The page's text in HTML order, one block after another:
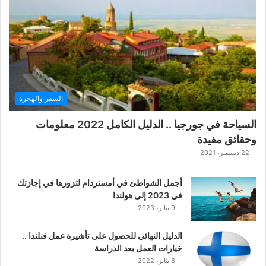
ر
ب
ا
ل
ت
ت
ا
ا
ل
ا
س
ي
ك
السفر والهجرة
السياحة في جورجيا .. الدليل الكامل 2022 معلومات
وحقائق مفيدة
22 ديسمبر، 2021
أجمل الشواطئ في أمستردام لتزورها في إجازتك
في 2023 إلى هولندا
9 يناير، 2023
الدليل النهائي للحصول على تأشيرة عمل فنلندا ..
خيارات العمل بعد الدراسة
8 يناير، 2022